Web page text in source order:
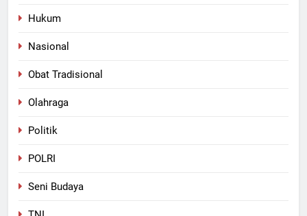
Hukum
Nasional
Obat Tradisional
Olahraga
Politik
POLRI
Seni Budaya